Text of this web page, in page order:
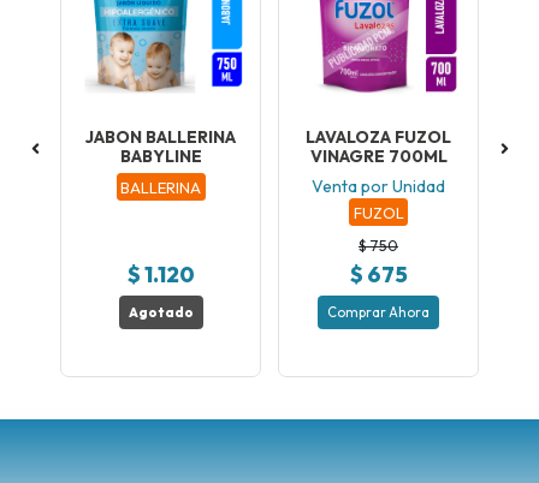
JABON BALLERINA
BABYLINE
BALLERINA
$ 1.120
Agotado
LAVALOZA FUZOL
VINAGRE 700ML
Venta por Unidad
FUZOL
$ 750
$ 675
Comprar Ahora